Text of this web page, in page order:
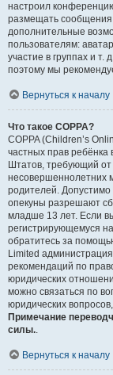
настроил
размещать
дополнительные
пользователям:
участие в группах и т.
поэтому мы
Вернуться к началу
Что такое COPPA?
COPPA (Children’s
частных прав
Штатов, требующий
несовершеннолетних
родителей. Допустимо
опекуны разрешают
младше 13 лет. Если
регистрирующемуся
обратитесь за
Limited
рекомендаций по
юридических
можно связаться по
юридических
Примечание
силы..
Вернуться к началу